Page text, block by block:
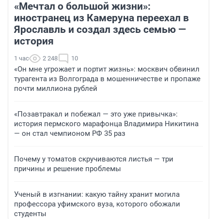
«Мечтал о большой жизни»:
иностранец из Камеруна переехал в
Ярославль и создал здесь семью —
история
1 час 2 248 10
«Он мне угрожает и портит жизнь»: москвич обвинил
турагента из Волгограда в мошенничестве и пропаже
почти миллиона рублей
«Позавтракал и побежал — это уже привычка»:
история пермского марафонца Владимира Никитина
— он стал чемпионом РФ 35 раз
Почему у томатов скручиваются листья — три
причины и решение проблемы
Ученый в изгнании: какую тайну хранит могила
профессора уфимского вуза, которого обожали
студенты